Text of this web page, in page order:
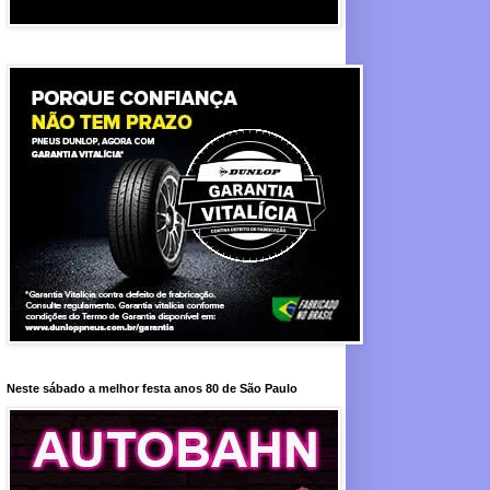
Neste sábado a melhor festa anos 80 de São Paulo